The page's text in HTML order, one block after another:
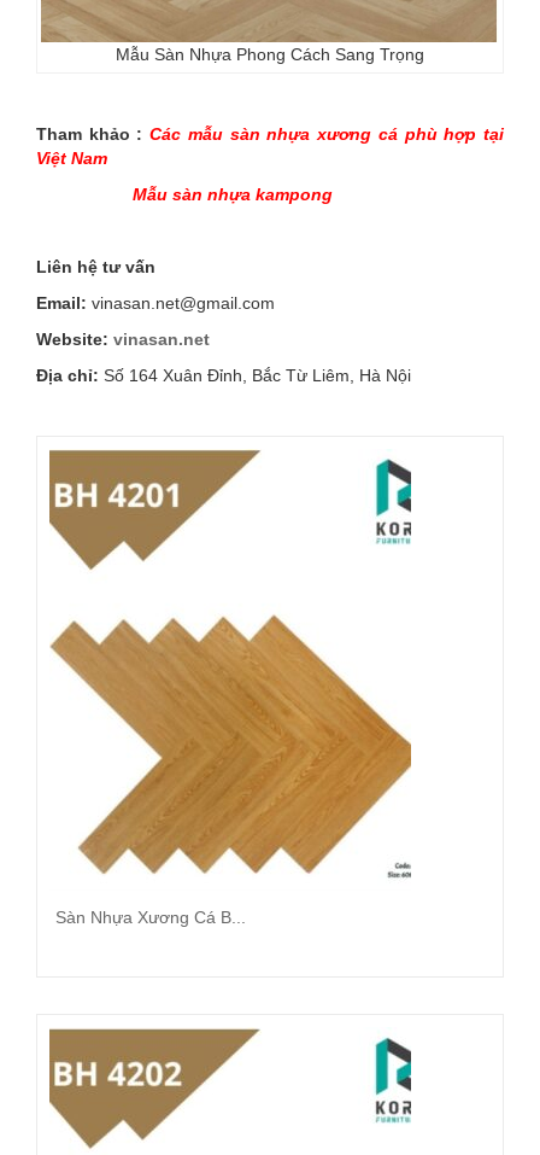
Mẫu Sàn Nhựa Phong Cách Sang Trọng
Tham khảo :Các mẫu sàn nhựa xương cá phù hợp tại
Việt Nam
Mẫu sàn nhựa kampong
Liên hệ tư vấn
Email: vinasan.net@gmail.com
Website: vinasan.net
Địa chỉ: Số 164 Xuân Đỉnh, Bắc Từ Liêm, Hà Nội
Sàn Nhựa Xương Cá B...